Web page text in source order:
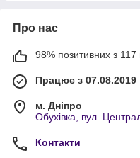
Про нас
98% позитивних з 117
Працює з 07.08.2019
м. Дніпро
Обухівка, вул.
Контакти